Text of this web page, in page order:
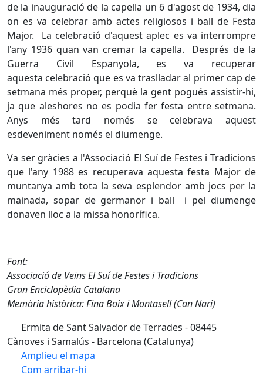
de la inauguració de la capella un 6 d'agost de 1934, dia
on es va celebrar amb actes religiosos i ball de Festa
Major. La celebració d'aquest aplec es va interrompre
l'any 1936 quan van cremar la capella. Després de la
Guerra Civil Espanyola, es va recuperar
aquesta celebració que es va traslladar al primer cap de
setmana més proper, perquè la gent pogués assistir-hi,
ja que aleshores no es podia fer festa entre setmana.
Anys més tard només se celebrava aquest
esdeveniment només el diumenge.
Va ser gràcies a l'Associació El Suí de Festes i Tradicions
que l'any 1988 es recuperava aquesta festa Major de
muntanya amb tota la seva esplendor amb jocs per la
mainada, sopar de germanor i ball i pel diumenge
donaven lloc a la missa honorífica.
Font:
Associació de Veïns El Suí de Festes i Tradicions
Gran Enciclopèdia Catalana
Memòria històrica: Fina Boix i Montasell (Can Nari)
Ermita de Sant Salvador de Terrades - 08445
Cànoves i Samalús - Barcelona (Catalunya)
Amplieu el mapa
Com arribar-hi